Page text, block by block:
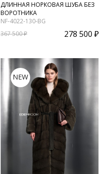
ДЛИННАЯ НОРКОВАЯ ШУБА БЕЗ
ВОРОТНИКА
NF-4022-130-BG
367 500 ₽
278 500 ₽
NEW